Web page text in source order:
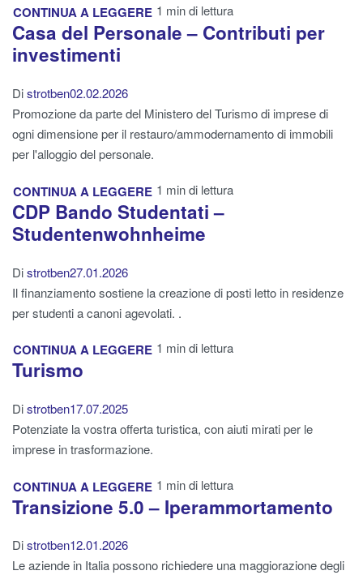
CONTINUA A LEGGERE 1 min di lettura
Casa del Personale – Contributi per
investimenti
Distrotben02.02.2026
Promozione da parte del Ministero del Turismo di imprese di
ogni dimensione per il restauro/ammodernamento di immobili
per l'alloggio del personale.
CONTINUA A LEGGERE 1 min di lettura
CDP Bando Studentati –
Studentenwohnheime
Distrotben27.01.2026
Il finanziamento sostiene la creazione di posti letto in residenze
per studenti a canoni agevolati. .
CONTINUA A LEGGERE 1 min di lettura
Turismo
Distrotben17.07.2025
Potenziate la vostra offerta turistica, con aiuti mirati per le
imprese in trasformazione.
CONTINUA A LEGGERE 1 min di lettura
Transizione 5.0 – Iperammortamento
Distrotben12.01.2026
Le aziende in Italia possono richiedere una maggiorazione degli